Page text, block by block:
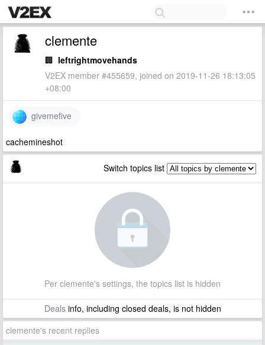
clemente
🏢 leftrightmovehands
V2EX member #455659, joined on 2019-11-26 18:13:05
+08:00
givemefive
cachemineshot
Switch topics list
Per clemente's settings, the topics list is hidden
Dealsinfo, including closed deals, is not hidden
clemente's recent replies